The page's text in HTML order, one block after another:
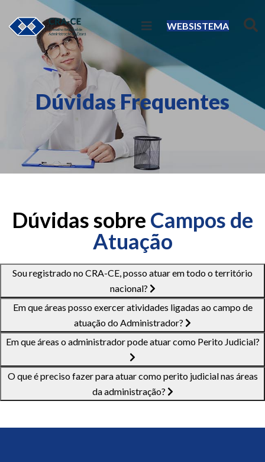
WEBSISTEMA
Dúvidas Frequentes
Dúvidas sobre Campos de
Atuação
Sou registrado no CRA-CE, posso atuar em todo o território
nacional?
Em que áreas posso exercer atividades ligadas ao campo de
atuação do Administrador?
O que é preciso fazer para atuar como perito judicial nas áreas
da administração?